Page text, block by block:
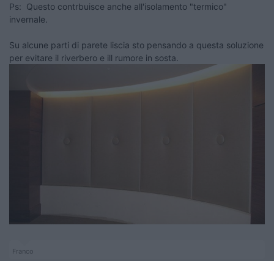
Ps: Questo contrbuisce anche all'isolamento "termico"
invernale.
Su alcune parti di parete liscia sto pensando a questa soluzione
per evitare il riverbero e ill rumore in sosta.
Franco